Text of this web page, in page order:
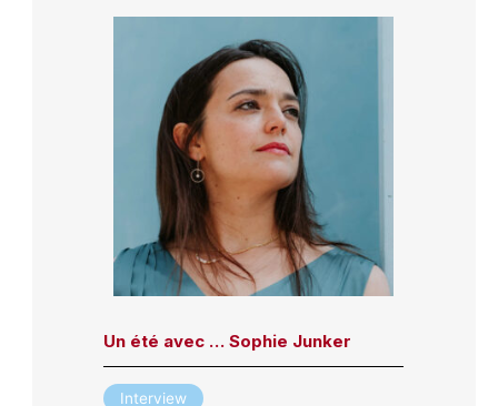
Un été avec … Sophie Junker
Interview